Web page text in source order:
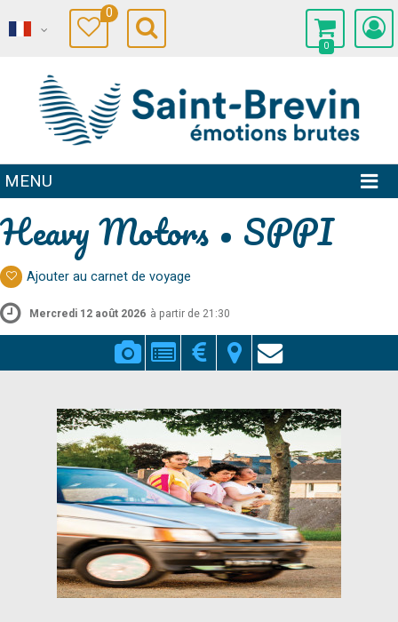
0
0
MENU
Heavy Motors • SPPI
Ajouter au carnet de voyage
Mercredi 12 août 2026 à partir de 21:30